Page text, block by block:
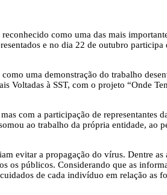
como uma das mais
e no dia 22 de outubro
uma demonstração do trabalho
Voltadas à SST, com o projeto “Onde
com a participação de representantes
ao trabalho da própria entidade, ao
evitar a propagação do vírus. Dentre
os públicos. Considerando que as
de cada indivíduo em relação as